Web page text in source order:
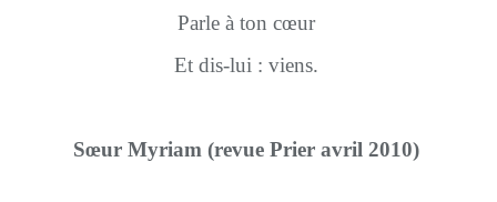
Parle à ton cœur
Et dis-lui : viens.
Sœur Myriam (revue Prier avril 2010)